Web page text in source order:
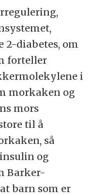
2-diabetes, om
forteller
i
morkaken og
mors
til å
så
og
Barker-
barn som er